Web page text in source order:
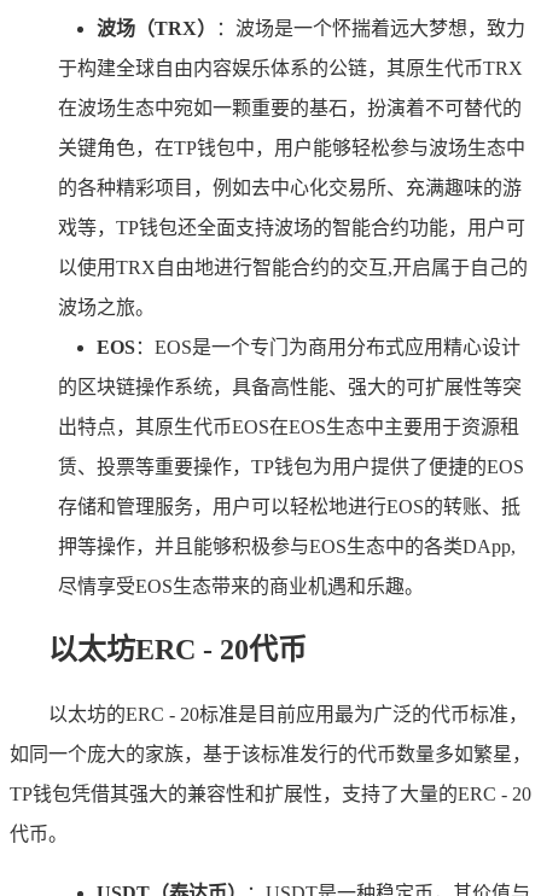
波场（TRX）
：波场是一个怀揣着远大梦想，致力
于构建全球自由内容娱乐体系的公链，其原生代币TRX
在波场生态中宛如一颗重要的基石，扮演着不可替代的
关键角色，在TP钱包中，用户能够轻松参与波场生态中
的各种精彩项目，例如去中心化交易所、充满趣味的游
戏等，TP钱包还全面支持波场的智能合约功能，用户可
以使用TRX自由地进行智能合约的交互,开启属于自己的
波场之旅。
EOS：EOS是一个专门为商用分布式应用精心设计
的区块链操作系统，具备高性能、强大的可扩展性等突
出特点，其原生代币EOS在EOS生态中主要用于资源租
赁、投票等重要操作，TP钱包为用户提供了便捷的EOS
存储和管理服务，用户可以轻松地进行EOS的转账、抵
押等操作，并且能够积极参与EOS生态中的各类DApp,
尽情享受EOS生态带来的商业机遇和乐趣。
以太坊ERC - 20代币
以太坊的ERC - 20标准是目前应用最为广泛的代币标准，
如同一个庞大的家族，基于该标准发行的代币数量多如繁星，
TP钱包凭借其强大的兼容性和扩展性，支持了大量的ERC - 20
代币。